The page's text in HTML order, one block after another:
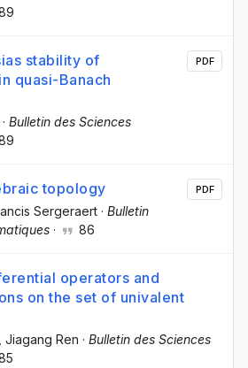
stability of
quasi-Banach
· Bulletin des Sciences
PDF
topology
Sergeraert · Bulletin
· 86
PDF
operators and
on the set of univalent
, Jiagang Ren · Bulletin des Sciences